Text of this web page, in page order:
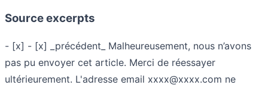
Source excerpts
- [x] - [x] _précédent_ Malheureusement, nous n’avons
pas pu envoyer cet article. Merci de réessayer
ultérieurement. L'adresse email xxxx@xxxx.com ne